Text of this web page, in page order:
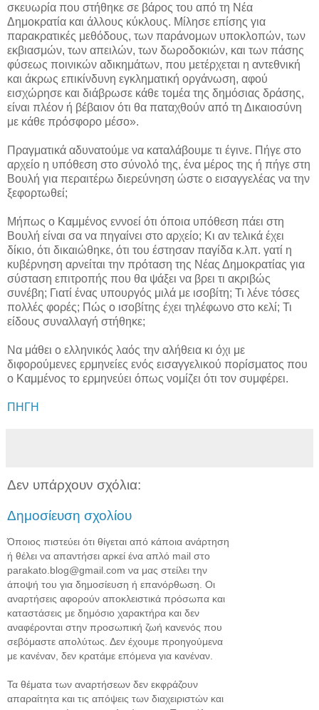
σκευωρία που στήθηκε σε βάρος του από τη Νέα
Δημοκρατία και άλλους κύκλους. Μίλησε επίσης για
παρακρατικές μεθόδους, των παράνομων υποκλοπών, των
εκβιασμών, των απειλών, των δωροδοκιών, και των πάσης
φύσεως ποινικών αδικημάτων, που μετέρχεται η αντεθνική
και άκρως επικίνδυνη εγκληματική οργάνωση, αφού
εισχώρησε και διάβρωσε κάθε τομέα της δημόσιας δράσης,
είναι πλέον ή βέβαιον ότι θα παταχθούν από τη Δικαιοσύνη
με κάθε πρόσφορο μέσο».
Πραγματικά αδυνατούμε να καταλάβουμε τι έγινε. Πήγε στο
αρχείο η υπόθεση στο σύνολό της, ένα μέρος της ή πήγε στη
Βουλή για περαιτέρω διερεύνηση ώστε ο εισαγγελέας να την
ξεφορτωθεί;
Μήπως ο Καμμένος εννοεί ότι όποια υπόθεση πάει στη
Βουλή είναι σα να πηγαίνει στο αρχείο; Κι αν τελικά έχει
δίκιο, ότι δικαιώθηκε, ότι του έστησαν παγίδα κ.λπ. γατί η
κυβέρνηση αρνείται την πρόταση της Νέας Δημοκρατίας για
σύσταση επιτροπής που θα ψάξει να βρει τι ακριβώς
συνέβη; Γιατί ένας υπουργός μιλά με ισοβίτη; Τι λένε τόσες
πολλές φορές; Πώς ο ισοβίτης έχει τηλέφωνο στο κελί; Τι
είδους συναλλαγή στήθηκε;
Να μάθει ο ελληνικός λαός την αλήθεια κι όχι με
διφορούμενες ερμηνείες ενός εισαγγελικού πορίσματος που
ο Καμμένος το ερμηνεύει όπως νομίζει ότι τον συμφέρει.
ΠΗΓΗ
Δεν υπάρχουν σχόλια:
Δημοσίευση σχολίου
Όποιος πιστεύει ότι θίγεται από κάποια ανάρτηση
ή θέλει να απαντήσει αρκεί ένα απλό mail στο
parakato.blog@gmail.com να μας στείλει την
άποψή του για δημοσίευση ή επανόρθωση. Οι
αναρτήσεις αφορούν αποκλειστικά πρόσωπα και
καταστάσεις με δημόσιο χαρακτήρα και δεν
αναφέρονται στην προσωπική ζωή κανενός που
σεβόμαστε απολύτως. Δεν έχουμε προηγούμενα
με κανέναν, δεν κρατάμε επόμενα για κανέναν.
Τα θέματα των αναρτήσεων δεν εκφράζουν
απαραίτητα και τις απόψεις των διαχειριστών και